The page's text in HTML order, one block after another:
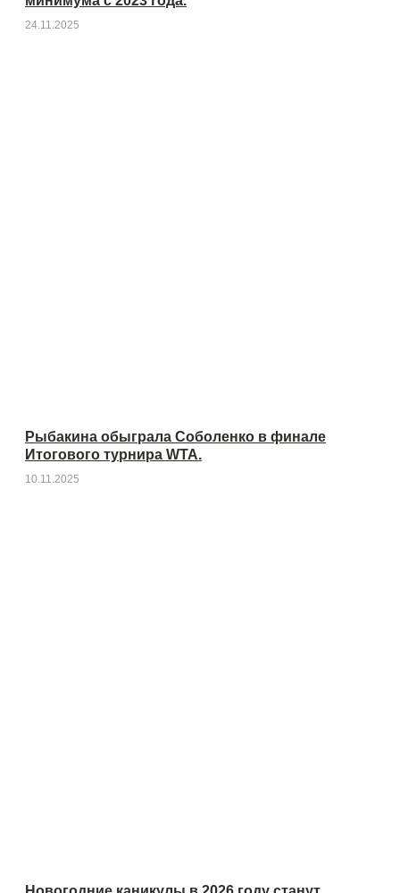
24.11.2025
Рыбакина обыграла Соболенко в финале
Итогового турнира WTA.
10.11.2025